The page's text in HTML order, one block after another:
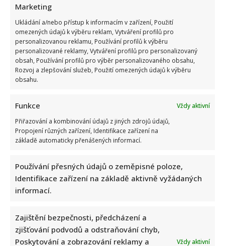
Marketing
Ukládání a/nebo přístup k informacím v zařízení, Použití
omezených údajů k výběru reklam, Vytváření profilů pro
personalizovanou reklamu, Používání profilů k výběru
personalizované reklamy, Vytváření profilů pro personalizovaný
obsah, Používání profilů pro výběr personalizovaného obsahu,
Rozvoj a zlepšování služeb, Použití omezených údajů k výběru
obsahu.
Funkce
Vždy aktivní
Přiřazování a kombinování údajů z jiných zdrojů údajů,
Propojení různých zařízení, Identifikace zařízení na
základě automaticky přenášených informací.
Používání přesných údajů o zeměpisné poloze,
Identifikace zařízení na základě aktivně vyžádaných
informací.
Zajištění bezpečnosti, předcházení a
zjišťování podvodů a odstraňování chyb,
Poskytování a zobrazování reklamy a
Vždy aktivní
Petr Rychlý slaví 61 let: Už nějakou dobu tu však vůbec
nemusel být. Za svůj život vděčí manželce
nijak přepychově, zaujme spíše svou osobností